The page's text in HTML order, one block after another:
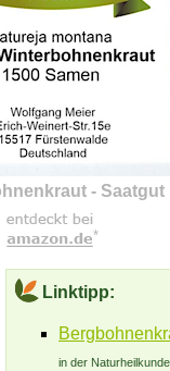
- Saatgut
*
Linktipp:
in der Naturheilkunde